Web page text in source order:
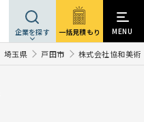
企業を探す 一括見積もり MENU
埼玉県 戸田市 株式会社協和美術